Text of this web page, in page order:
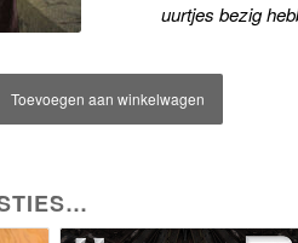
uurtjes bezig
Toevoegen aan winkelwagen